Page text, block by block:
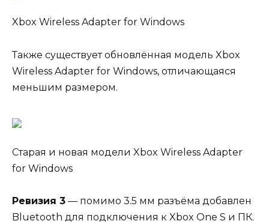
Xbox Wireless Adapter for Windows
Также существует обновлённая модель Xbox
Wireless Adapter for Windows, отличающаяся
меньшим размером.
Старая и новая модели Xbox Wireless Adapter
for Windows
Ревизия 3 — помимо 3.5 мм разъёма добавлен
Bluetooth для подключения к Xbox One S и ПК.